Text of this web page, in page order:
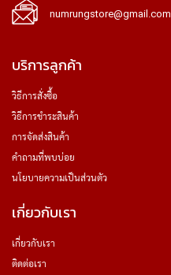
numrungstore@gmail.com
บริการลูกค้า
วิธีการสั่งซื้อ
วิธีการชำระสินค้า
การจัดส่งสินค้า
คำถามที่พบบ่อย
นโยบายความเป็นส่วนตัว
เกี่ยวกับเรา
เกี่ยวกับเรา
ติดต่อเรา